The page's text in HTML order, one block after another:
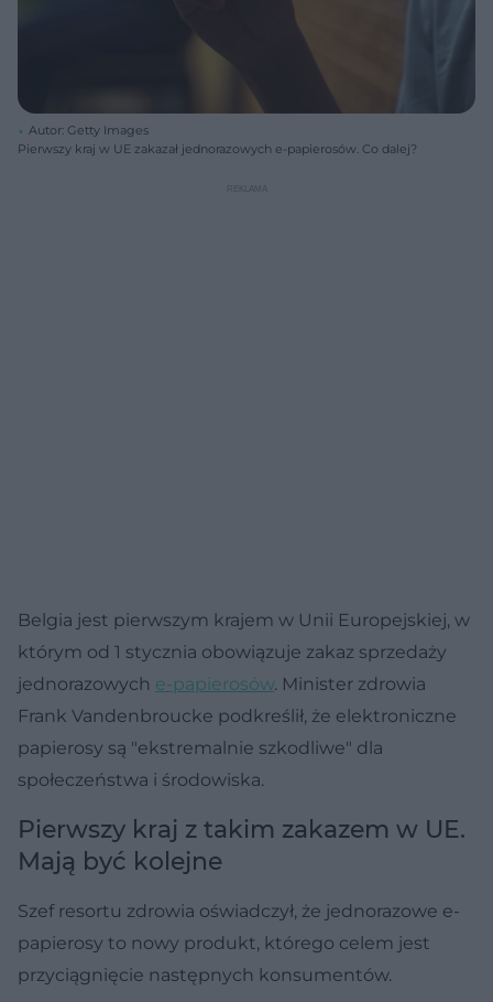
Autor: Getty Images
Pierwszy kraj w UE zakazał jednorazowych e-papierosów. Co dalej?
Belgia jest pierwszym krajem w Unii Europejskiej, w
którym od 1 stycznia obowiązuje zakaz sprzedaży
jednorazowych e-papierosów. Minister zdrowia
Frank Vandenbroucke podkreślił, że elektroniczne
papierosy są "ekstremalnie szkodliwe" dla
społeczeństwa i środowiska.
Pierwszy kraj z takim zakazem w UE.
Mają być kolejne
Szef resortu zdrowia oświadczył, że jednorazowe e-
papierosy to nowy produkt, którego celem jest
przyciągnięcie następnych konsumentów.